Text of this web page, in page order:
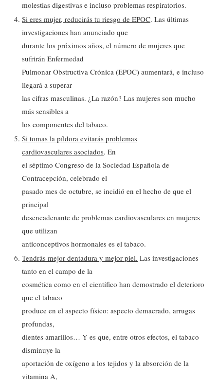
molestias digestivas e incluso problemas respiratorios.
Si eres mujer, reducirás tu riesgo de EPOC. Las últimas
investigaciones han anunciado que
durante los próximos años, el número de mujeres que
sufrirán Enfermedad
Pulmonar Obstructiva Crónica (EPOC) aumentará, e incluso
llegará a superar
las cifras masculinas. ¿La razón? Las mujeres son mucho
más sensibles a
los componentes del tabaco.
Si tomas la píldora evitarás problemas
cardiovasculares asociados. En
el séptimo Congreso de la Sociedad Española de
Contracepción, celebrado el
pasado mes de octubre, se incidió en el hecho de que el
principal
desencadenante de problemas cardiovasculares en mujeres
que utilizan
anticonceptivos hormonales es el tabaco.
Tendrás mejor dentadura y mejor piel. Las investigaciones
tanto en el campo de la
cosmética como en el científico han demostrado el deterioro
que el tabaco
produce en el aspecto físico: aspecto demacrado, arrugas
profundas,
dientes amarillos… Y es que, entre otros efectos, el tabaco
disminuye la
aportación de oxígeno a los tejidos y la absorción de la
vitamina A,